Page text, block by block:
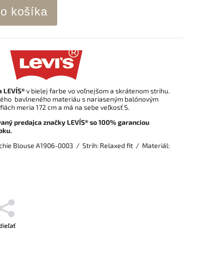
košíka
LEVI´S®v bielej farbe vo voľnejšom a skrátenom strihu.
bavlneného materiáu s nariaseným balónovým
meria 172 cm a má na sebe veľkosť S.
predajca značky LEVI´S® so 100% garanciou
Blouse A1906-0003 / Strih: Relaxed fit / Materiál: